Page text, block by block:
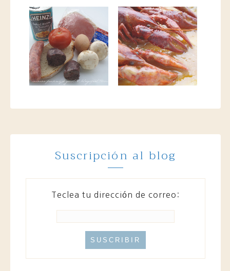
Suscripción al blog
Teclea tu dirección de correo: